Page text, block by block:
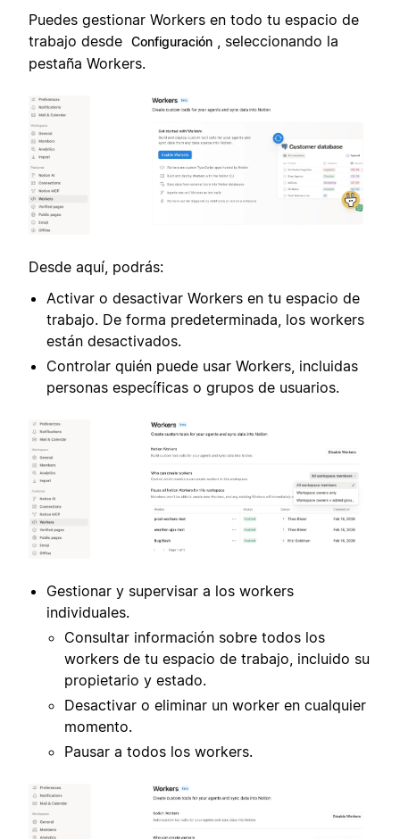
Puedes gestionar Workers en todo tu espacio de
trabajo desde Configuración
, seleccionando la
pestaña Workers.
Desde aquí, podrás:
Activar o desactivar Workers en tu espacio de
trabajo. De forma predeterminada, los workers
están desactivados.
Controlar quién puede usar Workers, incluidas
personas específicas o grupos de usuarios.
Gestionar y supervisar a los workers
individuales.
Consultar información sobre todos los
workers de tu espacio de trabajo, incluido su
propietario y estado.
Desactivar o eliminar un worker en cualquier
momento.
Pausar a todos los workers.